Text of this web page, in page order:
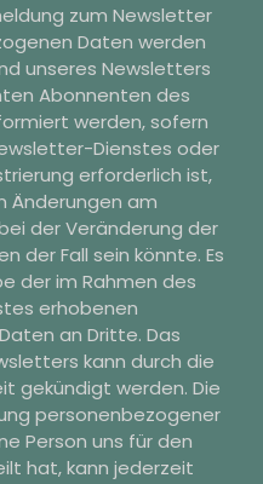
zum Newsletter
Daten werden
unseres Newsletters
Abonnenten des
werden, sofern
Dienstes oder
erforderlich ist,
Änderungen am
der Veränderung der
der Fall sein könnte. Es
der im Rahmen des
erhobenen
an Dritte. Das
kann durch die
gekündigt werden. Die
personenbezogener
Person uns für den
hat, kann jederzeit